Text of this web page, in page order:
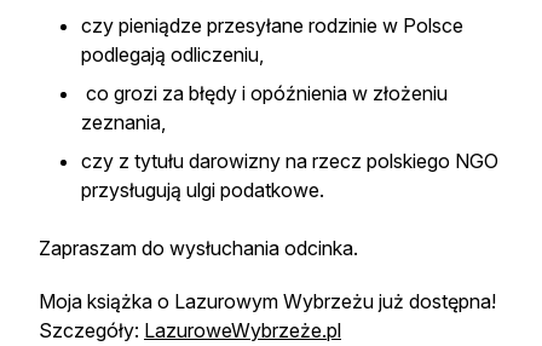
czy pieniądze przesyłane rodzinie w Polsce
podlegają odliczeniu,
co grozi za błędy i opóźnienia w złożeniu
zeznania,
czy z tytułu darowizny na rzecz polskiego NGO
przysługują ulgi podatkowe.
Zapraszam do wysłuchania odcinka.
Moja książka o Lazurowym Wybrzeżu już dostępna!
Szczegóły: LazuroweWybrzeże.pl